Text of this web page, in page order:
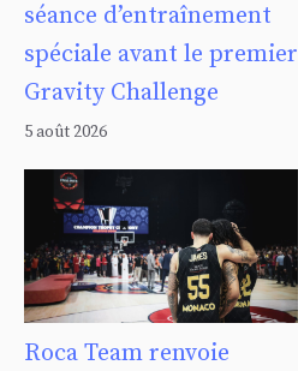
séance d’entraînement
spéciale avant le premier
Gravity Challenge
5 août 2026
Roca Team renvoie